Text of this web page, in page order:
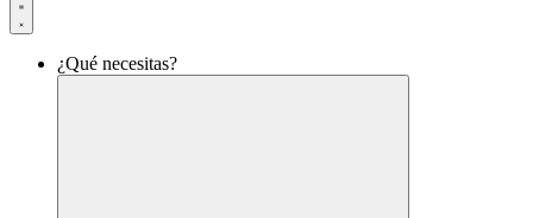
¿Qué necesitas?